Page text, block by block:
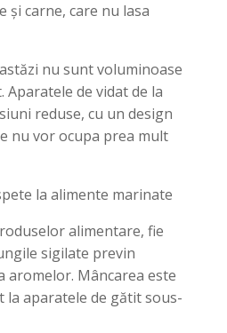
și carne, care nu lasa
nu sunt voluminoase
de vidat de la
reduse, cu un design
nu vor ocupa prea mult
la alimente marinate
alimentare, fie
sigilate previn
aromelor. Mâncarea este
aparatele de gătit sous-